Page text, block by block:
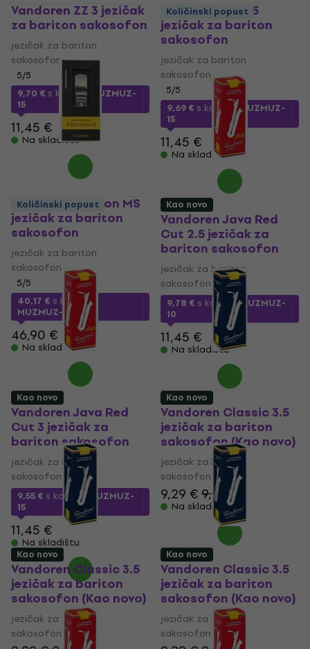
Vandoren ZZ 3 jezičak
za bariton sakosofon
jezičak za bariton
sakosofon
5/5
9,70 € s kodom MUZMUZ-
15
11,45 €
Na skladištu
Vandoren ZZ 2.5
jezičak za bariton
sakosofon
jezičak za bariton
sakosofon
5/5
9,69 € s kodomMUZMUZ-
15
11,45 €
Na skladištu
Fiberreed Carbon MS
jezičak za bariton
sakosofon
jezičak za bariton
sakosofon
5/5
40,17 € s kodom
MUZMUZ-10
46,90 €
Na skladištu
Količinski popust
Vandoren Java Red
Cut 2.5 jezičak za
bariton sakosofon
jezičak za bariton
sakosofon
9,78 € s kodomMUZMUZ-
10
11,45 €
Na skladištu
Količinski popust
Vandoren Java Red
Cut 3 jezičak za
bariton sakosofon
jezičak za bariton
sakosofon
9,55 € s kodom MUZMUZ-
15
11,45 €
Na skladištu
Kao novo
Vandoren Classic 3.5
jezičak za bariton
sakosofon (Kao novo)
jezičak za bariton
sakosofon
9,29 €9,59 €
Na skladištu
Kao novo
Vandoren Classic 3.5
jezičak za bariton
sakosofon (Kao novo)
jezičak za bariton
sakosofon
Kao novo
Vandoren Classic 3.5
jezičak za bariton
sakosofon (Kao novo)
jezičak za bariton
sakosofon
Kao novo Kao novo